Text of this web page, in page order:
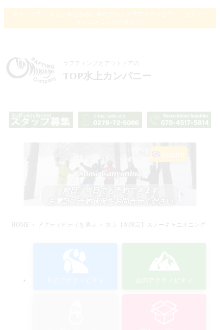
スキーツアー 水上（みなかみ）冬のアウトドアアクティビティーはスノー
キャニオニングで決まり♪
ラフティングとアウトドアの
TOP水上カンパニー
Snow Canyoning
English
HOME アクティビティを選ぶ ＞ 水上【冬限定】スノーキャニオニング